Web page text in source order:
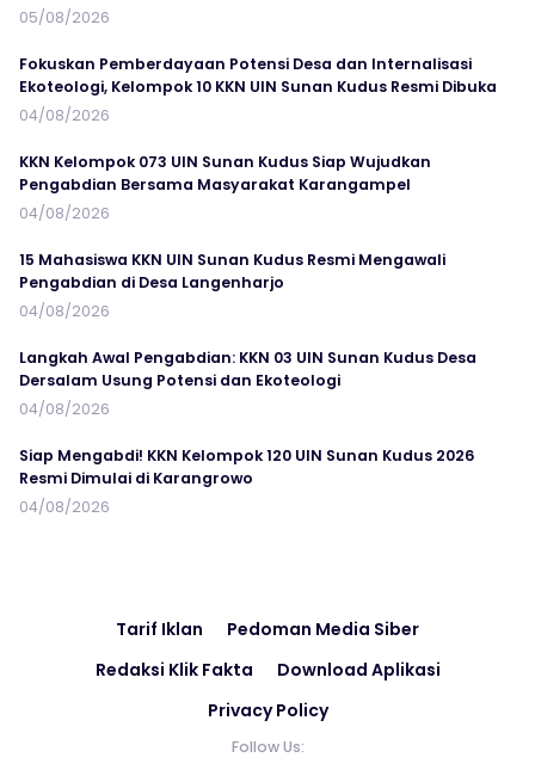
05/08/2026
Fokuskan Pemberdayaan Potensi Desa dan Internalisasi
Ekoteologi, Kelompok 10 KKN UIN Sunan Kudus Resmi Dibuka
04/08/2026
KKN Kelompok 073 UIN Sunan Kudus Siap Wujudkan
Pengabdian Bersama Masyarakat Karangampel
04/08/2026
15 Mahasiswa KKN UIN Sunan Kudus Resmi Mengawali
Pengabdian di Desa Langenharjo
04/08/2026
Langkah Awal Pengabdian: KKN 03 UIN Sunan Kudus Desa
Dersalam Usung Potensi dan Ekoteologi
04/08/2026
Siap Mengabdi! KKN Kelompok 120 UIN Sunan Kudus 2026
Resmi Dimulai di Karangrowo
04/08/2026
Tarif Iklan
Pedoman Media Siber
Redaksi Klik Fakta
Download Aplikasi
Privacy Policy
Follow Us: